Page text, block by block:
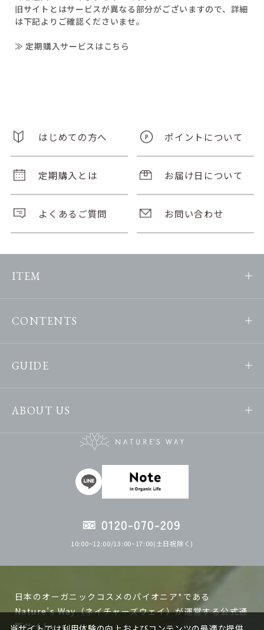
旧サイトとはサービスが異なる部分がございますので、詳細
は下記よりご確認くださいませ。
≫ 定期購入サービスはこちら
はじめての方へ ポイントについて
定期購入とは お届け日について
よくあるご質問 お問い合わせ
ITEM
CONTENTS
GUIDE
ABOUT US
0120-070-209
10:00~12:00/13:00~17:00(土日祝除く)
日本のオーガニックコスメのパイオニア*である
Nature’s Way（ネイチャーズウェイ）が運営する公式通
販サイト。